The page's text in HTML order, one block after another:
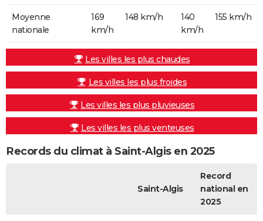
Moyenne
nationale
169
km/h
148 km/h
140
km/h
155 km/h
Les villes les plus chaudes
Les villes les plus froides
Les villes les plus pluvieuses
Les villes les plus venteuses
Records du climat à Saint-Algis en 2025
Saint-Algis
Record
national en
2025